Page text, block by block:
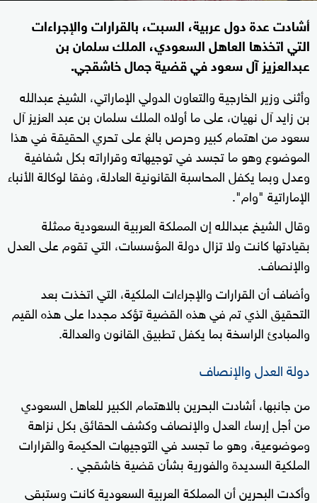
أشادت عدة دول عربية، السبت، بالقرارات والإجراءات
التي اتخذها العاهل السعودي، الملك سلمان بن
عبدالعزيز آل سعود في قضية جمال خاشقجي.
وأثنى وزير الخارجية والتعاون الدولي الإماراتي، الشيخ عبدالله
بن زايد آل نهيان، على ما أولاه الملك سلمان بن عبد العزيز آل
سعود من اهتمام كبير وحرص بالغ على تحري الحقيقة في هذا
الموضوع وهو ما تجسد في توجيهاته وقراراته بكل شفافية
وعدل وبما يكفل المحاسبة القانونية العادلة، وفقا لوكالة الأنباء
الإماراتية "وام".
وقال الشيخ عبدالله إن المملكة العربية السعودية ممثلة
بقيادتها كانت ولا تزال دولة المؤسسات، التي تقوم على العدل
والإنصاف.
وأضاف أن القرارات والإجراءات الملكية، التي اتخذت بعد
التحقيق الذي تم في هذه القضية تؤكد مجددا على هذه القيم
والمبادئ الراسخة بما يكفل تطبيق القانون والعدالة.
دولة العدل والإنصاف
من جانبها، أشادت البحرين بالاهتمام الكبير للعاهل السعودي
من أجل إرساء العدل والإنصاف وكشف الحقائق بكل نزاهة
وموضوعية، وهو ما تجسد في التوجيهات الحكيمة والقرارات
الملكية السديدة والفورية بشأن قضية خاشقجي .
وأكدت البحرين أن المملكة العربية السعودية كانت وستبقى